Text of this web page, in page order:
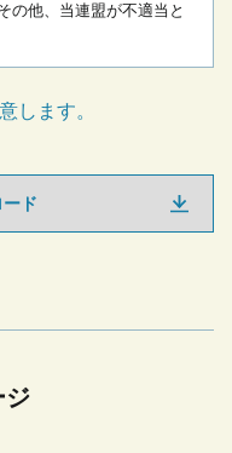
の他、当連盟が不適当と
します。
ド
ジ